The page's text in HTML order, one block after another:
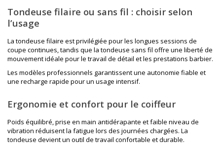
Tondeuse filaire ou sans fil : choisir selon
l’usage
La tondeuse filaire est privilégiée pour les longues sessions de
coupe continues, tandis que la tondeuse sans fil offre une liberté de
mouvement idéale pour le travail de détail et les prestations barbier.
Les modèles professionnels garantissent une autonomie fiable et
une recharge rapide pour un usage intensif.
Ergonomie et confort pour le coiffeur
Poids équilibré, prise en main antidérapante et faible niveau de
vibration réduisent la fatigue lors des journées chargées. La
tondeuse devient un outil de travail confortable et durable.